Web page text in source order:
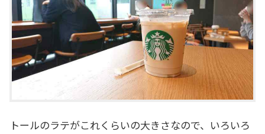
トールのラテがこれくらいの大きさなので、いろいろ